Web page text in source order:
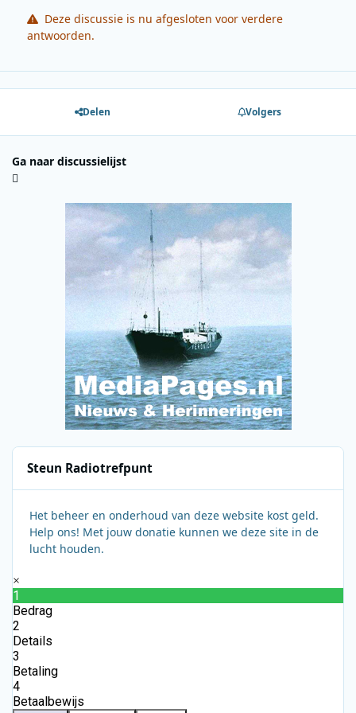
Deze discussie is nu afgesloten voor verdere
antwoorden.
Delen Volgers
Ga naar discussielijst
Steun Radiotrefpunt
Het beheer en onderhoud van deze website kost geld.
Help ons! Met jouw donatie kunnen we deze site in de
lucht houden.